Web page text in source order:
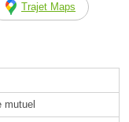
Trajet Maps
mutuel